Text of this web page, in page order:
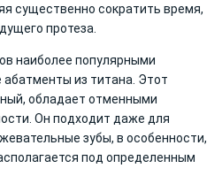
существенно сократить время,
протеза.
наиболее популярными
из титана. Этот
обладает отменными
Он подходит даже для
зубы, в особенности,
под определенным